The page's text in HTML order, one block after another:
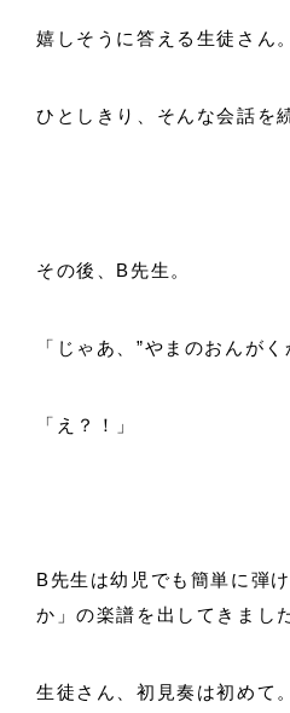
嬉しそうに答える生徒さん。
ひとしきり、そんな会話を
その後、B先生。
「じゃあ、”やまのおんが
「え？！」
B先生は幼児でも簡単に弾
か」の楽譜を出してきまし
生徒さん、初見奏は初めて。